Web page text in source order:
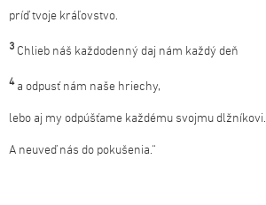
príď tvoje kráľovstvo.
3 Chlieb náš každodenný daj nám každý deň
4 a odpusť nám naše hriechy,
lebo aj my odpúšťame každému svojmu dlžníkovi.
A neuveď nás do pokušenia.“